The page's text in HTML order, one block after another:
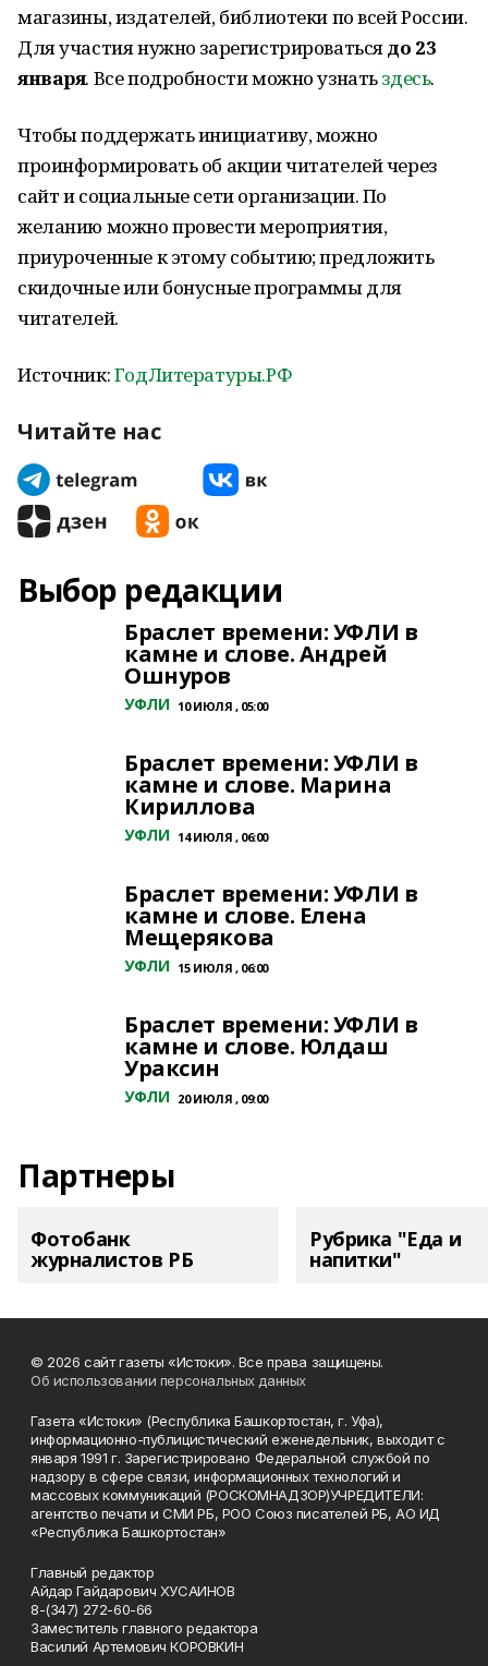
магазины, издателей, библиотеки по всей России.
Для участия нужно зарегистрироватьсядо 23
января. Все подробности можно узнатьздесь.
Чтобы поддержать инициативу, можно
проинформировать об акции читателей через
сайт и социальные сети организации. По
желанию можно провести мероприятия,
приуроченные к этому событию; предложить
скидочные или бонусные программы для
читателей.
Источник:ГодЛитературы.РФ
Читайте нас
Выбор редакции
Браслет времени: УФЛИ в
камне и слове. Андрей
Ошнуров
УФЛИ 10 ИЮЛЯ , 05:00
Браслет времени: УФЛИ в
камне и слове. Марина
Кириллова
УФЛИ 14 ИЮЛЯ , 06:00
Браслет времени: УФЛИ в
камне и слове. Елена
Мещерякова
УФЛИ 15 ИЮЛЯ , 06:00
Браслет времени: УФЛИ в
камне и слове. Юлдаш
Ураксин
УФЛИ 20 ИЮЛЯ , 09:00
Партнеры
Фотобанк
журналистов РБ
Рубрика "Еда и
напитки"
© 2026 сайт газеты «Истоки». Все права защищены.
Об использовании персональных данных
Газета «Истоки» (Республика Башкортостан, г. Уфа),
информационно-публицистический еженедельник, выходит с
января 1991 г. Зарегистрировано Федеральной службой по
надзору в сфере связи, информационных технологий и
массовых коммуникаций (РОСКОМНАДЗОР)УЧРЕДИТЕЛИ:
агентство печати и СМИ РБ, РОО Союз писателей РБ, АО ИД
«Республика Башкортостан»
Главный редактор
Айдар Гайдарович ХУСАИНОВ
8-(347) 272-60-66
Заместитель главного редактора
Василий Артемович КОРОВКИН